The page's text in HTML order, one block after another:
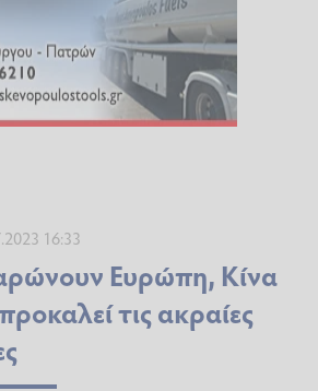
16:33
Ευρώπη, Κίνα
τις ακραίες